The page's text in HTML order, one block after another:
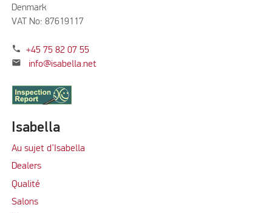
Denmark
VAT No: 87619117
phone +45 75 82 07 55
mail info@isabella.net
Isabella
Au sujet d’Isabella
Dealers
Qualité
Salons